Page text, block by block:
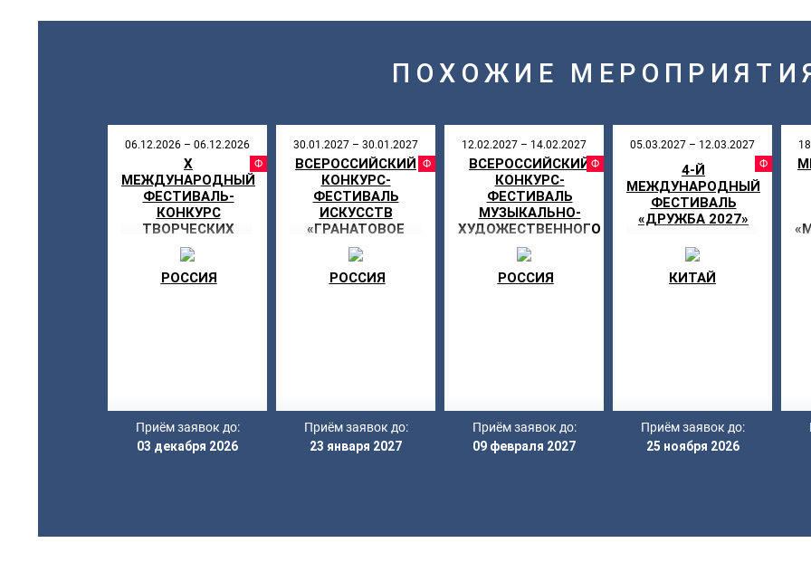
ПОХОЖИЕ
06.12.2026 – 06.12.2026
ФЕСТИВАЛЬ
Х
МЕЖДУНАРОДНЫЙ
ФЕСТИВАЛЬ-
КОНКУРС
ТВОРЧЕСКИХ
КОЛЛЕКТИВОВ
ТАНЦЕВАЛЬНОГО
И ВОКАЛЬНОГО
РОССИЯ
Приём заявок до:
03 декабря 2026
30.01.2027 – 30.01.2027
ФЕСТИВАЛЬ
ВСЕРОССИЙСКИЙ
КОНКУРС-
ФЕСТИВАЛЬ
ИСКУССТВ
«ГРАНАТОВОЕ
СОЛНЦЕ»
РОССИЯ
Приём заявок до:
23 января 2027
12.02.2027 – 14.02.2027
ФЕСТИВАЛЬ
ВСЕРОССИЙСКИЙ
КОНКУРС-
ФЕСТИВАЛЬ
МУЗЫКАЛЬНО-
ХУДОЖЕСТВЕННОГО
ТВОРЧЕСТВА «МОЯ
ЗВЕЗДА»
РОССИЯ
Приём заявок до:
09 февраля 2027
05.03.2027 – 12.03.2027
4-Й
МЕЖДУНАРОДНЫЙ
ФЕСТИВАЛЬ
«ДРУЖБА 2027»
КИТАЙ
Приём заявок до:
25 ноября 2026